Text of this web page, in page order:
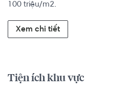
100 triệu/m2.
Xem chi tiết
Tiện ích khu vực